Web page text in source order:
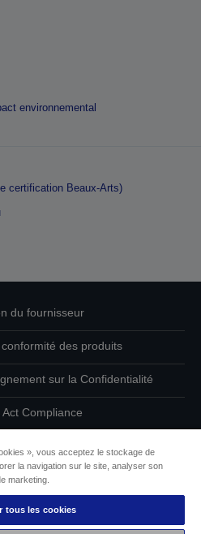
environnemental
certification Beaux-Arts)
du fournisseur
des produits
sur la Confidentialité
Act Compliance
sur les cookies
pour l’accessibilité
», vous acceptez le stockage de
la navigation sur le site, analyser son
marketing.
tous les cookies